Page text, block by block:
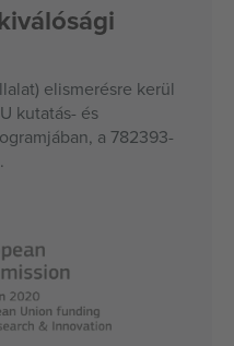
elismerésre kerül
kutatás- és
a 782393-